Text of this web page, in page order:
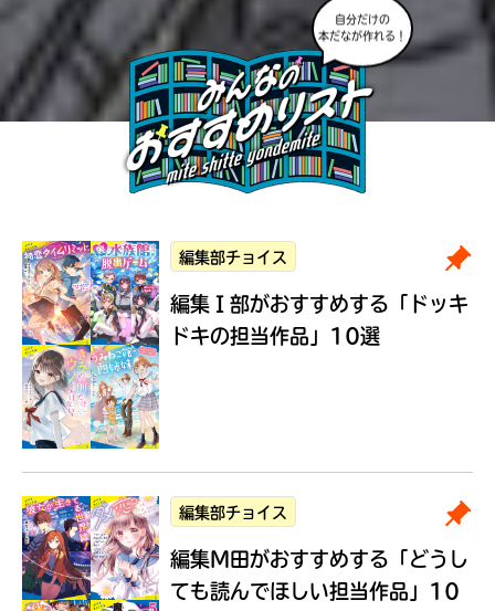
自分だけの
本だなが作れる！
編集部チョイス
編集Ｉ部がおすすめする 「ドッキ
ドキの担当作品」10選
編集部チョイス
編集M田がおすすめする 「どうし
ても読んでほしい担当作品」10